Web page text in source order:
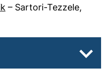
– Sartori-Tezzele,